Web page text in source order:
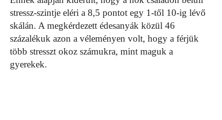
stressz-szintje eléri a 8,5 pontot egy 1-től 10-ig lévő
skálán. A megkérdezett édesanyák közül 46
százalékuk azon a véleményen volt, hogy a férjük
több stresszt okoz számukra, mint maguk a
gyerekek.